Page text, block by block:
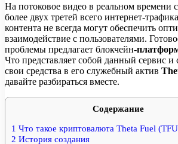
На потоковое видео в реальном времени
более двух третей всего интернет-
контента не всегда могут обеспечить
взаимодействие с пользователями.
проблемы предлагает блокчейн-
Что представляет собой данный сервис и
свои средства в его служебный актив
давайте разбираться вместе.
Содержание
1 Что такое криптовалюта Theta Fuel
2 История создания